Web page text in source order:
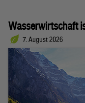
Wasserwirtschaft
7. August 2026